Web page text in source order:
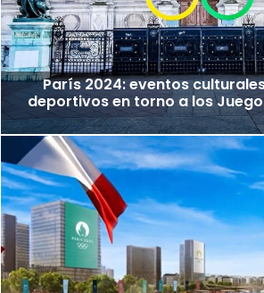
París 2024: eventos
deportivos en torno a los